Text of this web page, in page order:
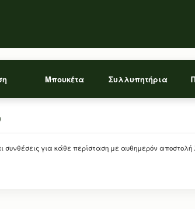
Μπουκέτα Συλλυπητήρια
συνθέσεις για κάθε περίσταση με αυθημερόν